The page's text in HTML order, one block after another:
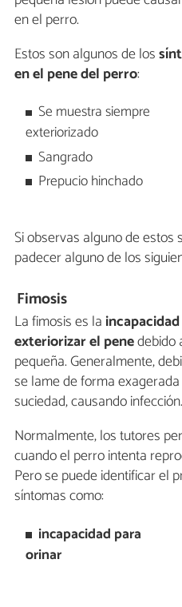
en el perro.
Estos son algunos de los
en el pene del perro:
Se muestra siempre
exteriorizado
Sangrado
Prepucio hinchado
Si observas alguno de
padecer alguno de los
Fimosis
La fimosis es la
exteriorizar el penedebido
pequeña. Generalmente,
se lame de forma
suciedad, causando infección.
Normalmente, los tutores
cuando el perro intenta
Pero se puede identificar el
síntomas como:
incapacidad para
orinar